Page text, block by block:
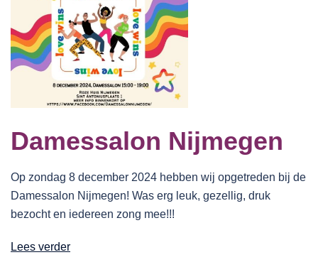
Damessalon Nijmegen
Op zondag 8 december 2024 hebben wij opgetreden bij de
Damessalon Nijmegen! Was erg leuk, gezellig, druk
bezocht en iedereen zong mee!!!
Lees verder